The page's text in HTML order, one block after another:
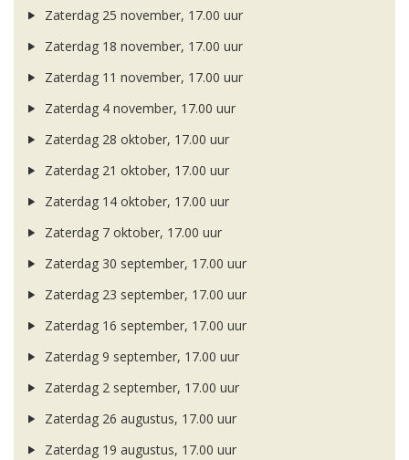
Zaterdag 25 november, 17.00 uur
Zaterdag 18 november, 17.00 uur
Zaterdag 11 november, 17.00 uur
Zaterdag 4 november, 17.00 uur
Zaterdag 28 oktober, 17.00 uur
Zaterdag 21 oktober, 17.00 uur
Zaterdag 14 oktober, 17.00 uur
Zaterdag 7 oktober, 17.00 uur
Zaterdag 30 september, 17.00 uur
Zaterdag 23 september, 17.00 uur
Zaterdag 16 september, 17.00 uur
Zaterdag 9 september, 17.00 uur
Zaterdag 2 september, 17.00 uur
Zaterdag 26 augustus, 17.00 uur
Zaterdag 19 augustus, 17.00 uur